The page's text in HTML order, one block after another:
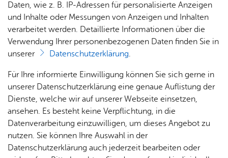
Über­sicht Bür­ger & Stadt
Rat­
haus &
Bür­
ger­
ser­vice
Rat­
häu­ser
Nach­
rich­
ten,
Vi­de­os
& Bil­
der
Me­di­
Jobs
Stel­
len­an­
ge­bo­te
Aus­bil­
dung &
Stu­di­
Bauen
& Um­
welt
Geo­
da­ten
Ge­
sund­
heit &
kum
Vor­le­sen
Hil­fe­plan auf­stel­len
Unabhängig davon, welche Form der Hilfe zur Erziehung
Sie beim Jugendamt beantragen, der erste Schritt ist,
gemeinsam mit allen Beteiligten einen Hilfeplan zu
erstellen.
Daten, wie z. B. IP-Adressen für personalisierte Anzeigen
und Inhalte oder Messungen von Anzeigen und Inhalten
verarbeitet werden. Detaillierte Informationen über die
Verwendung Ihrer personenbezogenen Daten finden Sie in
unserer
Datenschutzerklärung.
Für Ihre informierte Einwilligung können Sie sich gerne in
unserer Datenschutzerklärung eine genaue Auflistung der
Dienste, welche wir auf unserer Webseite einsetzen,
ansehen. Es besteht keine Verpflichtung, in die
Datenverarbeitung einzuwilligen, um dieses Angebot zu
nutzen. Sie können Ihre Auswahl in der
Datenschutzerklärung auch jederzeit bearbeiten oder